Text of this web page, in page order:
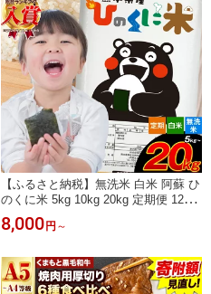
【ふるさと納税】無洗米 白米 阿蘇 ひ
のくに米 5kg 10kg 20kg 定期便 12ヶ
月 隔月6回 も選べる 熊本県産 産山村
ふるさと納税 無洗米 白米 精米 ひの
me《出荷時期をお選びください》
8,000 円 ～